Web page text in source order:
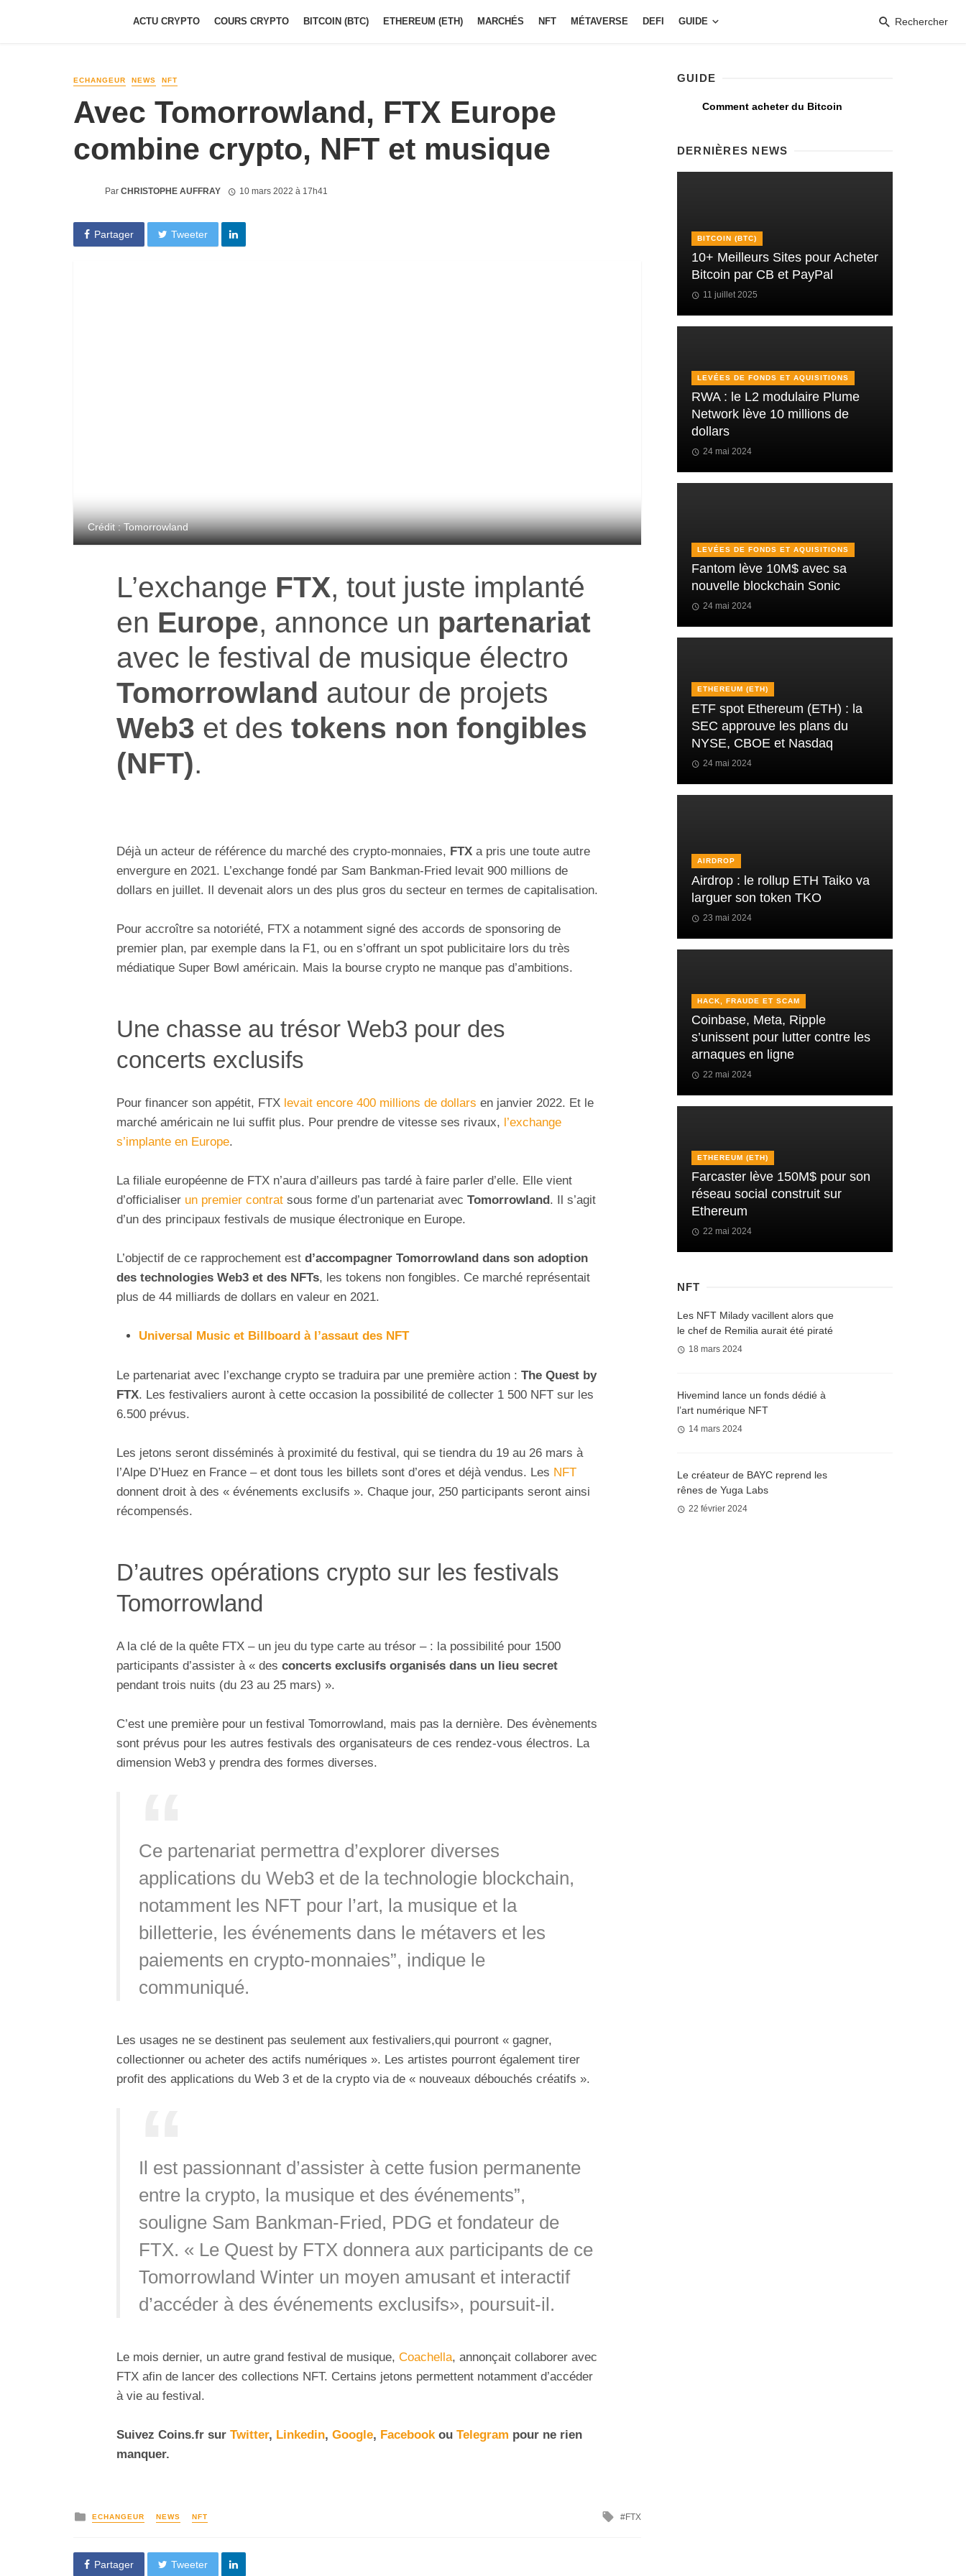
ACTU CRYPTO COURS CRYPTO BITCOIN (BTC) ETHEREUM (ETH) MARCHÉS NFT MÉTAVERSE DEFI GUIDE Rechercher
ECHANGEUR NEWS NFT
Avec Tomorrowland, FTX Europe
combine crypto, NFT et musique
Par CHRISTOPHE AUFFRAY 10 mars 2022 à 17h41
Partager Tweeter
Crédit : Tomorrowland
L’exchange FTX, tout juste implanté
en Europe, annonce un partenariat
avec le festival de musique électro
Tomorrowland autour de projets
Web3 et des tokens non fongibles
(NFT).
Déjà un acteur de référence du marché des crypto-monnaies, FTX a pris une toute autre
envergure en 2021. L’exchange fondé par Sam Bankman-Fried levait 900 millions de
dollars en juillet. Il devenait alors un des plus gros du secteur en termes de capitalisation.
Pour accroître sa notoriété, FTX a notamment signé des accords de sponsoring de
premier plan, par exemple dans la F1, ou en s’offrant un spot publicitaire lors du très
médiatique Super Bowl américain. Mais la bourse crypto ne manque pas d’ambitions.
Une chasse au trésor Web3 pour des
concerts exclusifs
Pour financer son appétit, FTX levait encore 400 millions de dollars en janvier 2022. Et le
marché américain ne lui suffit plus. Pour prendre de vitesse ses rivaux, l’exchange
s’implante en Europe.
La filiale européenne de FTX n’aura d’ailleurs pas tardé à faire parler d’elle. Elle vient
d’officialiser un premier contrat sous forme d’un partenariat avec Tomorrowland. Il s’agit
d’un des principaux festivals de musique électronique en Europe.
L’objectif de ce rapprochement est d’accompagner Tomorrowland dans son adoption
des technologies Web3 et des NFTs, les tokens non fongibles. Ce marché représentait
plus de 44 milliards de dollars en valeur en 2021.
Universal Music et Billboard à l’assaut des NFT
Le partenariat avec l’exchange crypto se traduira par une première action : The Quest by
FTX. Les festivaliers auront à cette occasion la possibilité de collecter 1 500 NFT sur les
6.500 prévus.
Les jetons seront disséminés à proximité du festival, qui se tiendra du 19 au 26 mars à
l’Alpe D’Huez en France – et dont tous les billets sont d’ores et déjà vendus. Les NFT
donnent droit à des « événements exclusifs ». Chaque jour, 250 participants seront ainsi
récompensés.
D’autres opérations crypto sur les festivals
Tomorrowland
A la clé de la quête FTX – un jeu du type carte au trésor – : la possibilité pour 1500
participants d’assister à « des concerts exclusifs organisés dans un lieu secret
pendant trois nuits (du 23 au 25 mars) ».
C’est une première pour un festival Tomorrowland, mais pas la dernière. Des évènements
sont prévus pour les autres festivals des organisateurs de ces rendez-vous électros. La
dimension Web3 y prendra des formes diverses.
Ce partenariat permettra d’explorer diverses
applications du Web3 et de la technologie blockchain,
notamment les NFT pour l’art, la musique et la
billetterie, les événements dans le métavers et les
paiements en crypto-monnaies”, indique le
communiqué.
Les usages ne se destinent pas seulement aux festivaliers,qui pourront « gagner,
collectionner ou acheter des actifs numériques ». Les artistes pourront également tirer
profit des applications du Web 3 et de la crypto via de « nouveaux débouchés créatifs ».
Il est passionnant d’assister à cette fusion permanente
entre la crypto, la musique et des événements”,
souligne Sam Bankman-Fried, PDG et fondateur de
FTX. « Le Quest by FTX donnera aux participants de ce
Tomorrowland Winter un moyen amusant et interactif
d’accéder à des événements exclusifs», poursuit-il.
Le mois dernier, un autre grand festival de musique, Coachella, annonçait collaborer avec
FTX afin de lancer des collections NFT. Certains jetons permettent notamment d’accéder
à vie au festival.
Suivez Coins.fr sur Twitter, Linkedin, Google, Facebookou Telegram pour ne rien
manquer.
ECHANGEUR NEWS NFT FTX
Partager Tweeter
GUIDE
Comment acheter du Bitcoin
DERNIÈRES NEWS
BITCOIN (BTC)
10+ Meilleurs Sites pour Acheter
Bitcoin par CB et PayPal
11 juillet 2025
LEVÉES DE FONDS ET AQUISITIONS
RWA : le L2 modulaire Plume
Network lève 10 millions de
dollars
24 mai 2024
LEVÉES DE FONDS ET AQUISITIONS
Fantom lève 10M$ avec sa
nouvelle blockchain Sonic
24 mai 2024
ETHEREUM (ETH)
ETF spot Ethereum (ETH) : la
SEC approuve les plans du
NYSE, CBOE et Nasdaq
24 mai 2024
AIRDROP
Airdrop : le rollup ETH Taiko va
larguer son token TKO
23 mai 2024
HACK, FRAUDE ET SCAM
Coinbase, Meta, Ripple
s’unissent pour lutter contre les
arnaques en ligne
22 mai 2024
ETHEREUM (ETH)
Farcaster lève 150M$ pour son
réseau social construit sur
Ethereum
22 mai 2024
NFT
Les NFT Milady vacillent alors que
le chef de Remilia aurait été piraté
18 mars 2024
Hivemind lance un fonds dédié à
l’art numérique NFT
14 mars 2024
Le créateur de BAYC reprend les
rênes de Yuga Labs
22 février 2024